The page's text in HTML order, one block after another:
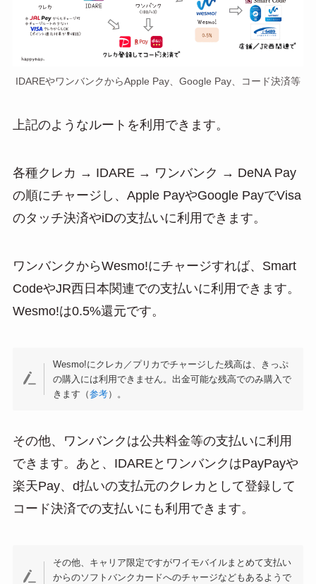
IDAREやワンバンクからApple Pay、Google Pay、コード決済等
上記のようなルートを利用できます。
各種クレカ → IDARE → ワンバンク → DeNA Pay
の順にチャージし、Apple PayやGoogle PayでVisa
のタッチ決済やiDの支払いに利用できます。
ワンバンクからWesmo!にチャージすれば、Smart
CodeやJR西日本関連での支払いに利用できます。
Wesmo!は0.5%還元です。
Wesmo!にクレカ／プリカでチャージした残高は、きっぷ
の購入には利用できません。出金可能な残高でのみ購入で
きます（参考）。
その他、ワンバンクは公共料金等の支払いに利用
できます。あと、IDAREとワンバンクはPayPayや
楽天Pay、d払いの支払元のクレカとして登録して
コード決済での支払いにも利用できます。
その他、キャリア限定ですがワイモバイルまとめて支払い
からのソフトバンクカードへのチャージなどもあるようで